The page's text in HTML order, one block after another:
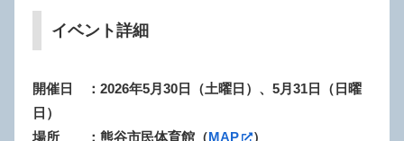
イベント詳細
開催日 ：2026年5月30日（土曜日）、5月31日（日曜
日）
場所 ：熊谷市民体育館（MAP
）